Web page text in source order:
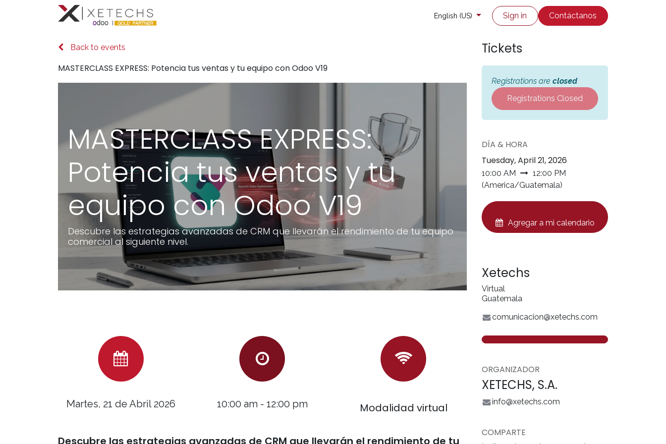
Soporte técnico Enviar un ticket
English (US) Sign in Contáctanos
Back to events
MASTERCLASS EXPRESS: Potencia tus ventas y tu equipo con Odoo V19
MASTERCLASS EXPRESS:
Potencia tus ventas y tu
equipo con Odoo V19
Descubre las estrategias avanzadas de CRM que llevarán el rendimiento de tu equipo
comercial al siguiente nivel.
Martes, 21 de Abril 2026 ​10:00 am - 12:00 pm Modalidad virtual
Descubre las estrategias avanzadas de CRM que llevarán el rendimiento de tu
Tickets
Registrations are closed
Registrations Closed
DÍA & HORA
Tuesday, April 21, 2026
10:00 AM
12:00 PM
(America/Guatemala)
Agregar a mi calendario
Xetechs
Virtual
Guatemala
comunicacion@xetechs.com
ORGANIZADOR
XETECHS, S.A.
info@xetechs.com
COMPARTE